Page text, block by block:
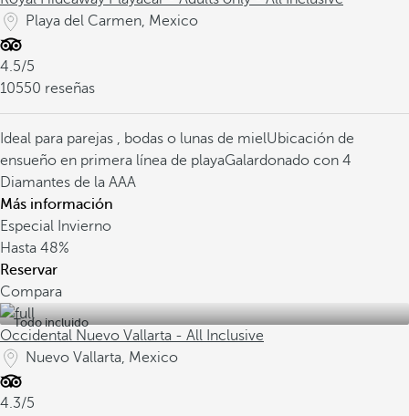
Playa del Carmen, Mexico
4.5/5
10550 reseñas
Ideal para parejas , bodas o lunas de mielUbicación de
ensueño en primera línea de playaGalardonado con 4
Diamantes de la AAA
Más información
Especial Invierno
Hasta 48%
Reservar
Compara
Todo incluido
Occidental Nuevo Vallarta - All Inclusive
Nuevo Vallarta, Mexico
4.3/5